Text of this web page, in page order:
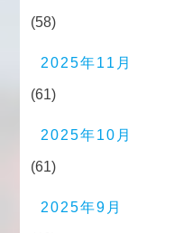
(58)
2025年11月
(61)
2025年10月
(61)
2025年9月